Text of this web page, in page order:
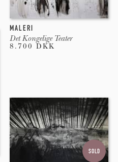
– 1994, 1998 – 2001(afgang)
1994 - 1996
MALERI
Det Kongelige Teater
8.700 DKK
SOLD